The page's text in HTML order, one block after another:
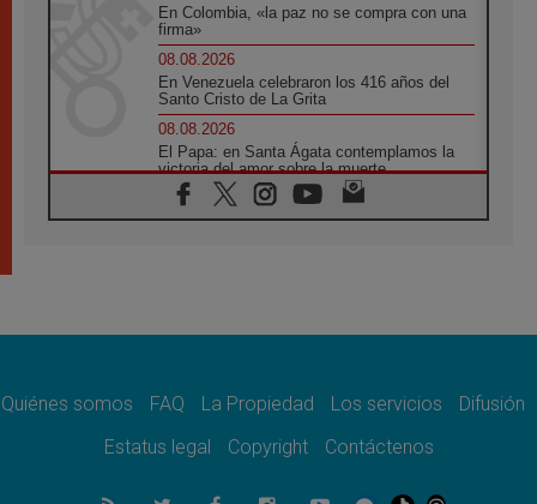
En Colombia, «la paz no se compra con una
firma»
08.08.2026
En Venezuela celebraron los 416 años del
Santo Cristo de La Grita
08.08.2026
El Papa: en Santa Ágata contemplamos la
victoria del amor sobre la muerte
08.08.2026
León XIV visitará el Santuario de la Madre
07.08.2026
07.08.2026
el compromiso del cristiano"
La matanza de niños en Gaza no cesa: 300
Quiénes somos FAQ La Propiedad Los servicios
Difusión
Estatus legal
Copyright Contáctenos